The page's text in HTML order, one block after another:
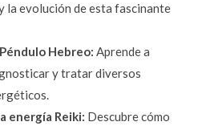
la evolución de esta fascinante
Hebreo: Aprende a
y tratar diversos
energía Reiki: Descubre cómo